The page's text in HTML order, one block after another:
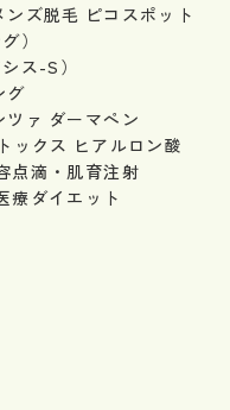
ンズ脱毛 ピコスポット
）
ス-S）
グ
ツァ ダーマペン
ックス ヒアルロン酸
点滴・肌育注射
療ダイエット